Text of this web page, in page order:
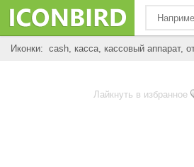
Иконки: cash, касса, кассовый аппарат,
Лайкнуть в избранное